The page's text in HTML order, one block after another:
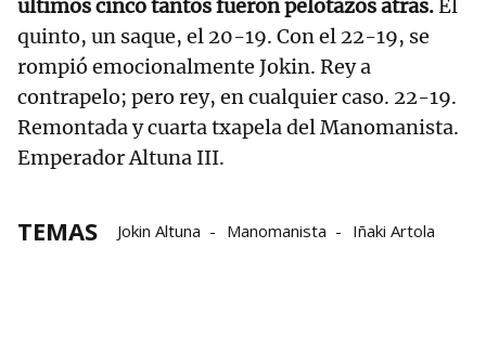
últimos cinco tantos fueron pelotazos atrás.El
quinto, un saque, el 20-19. Con el 22-19, se
rompió emocionalmente Jokin. Rey a
contrapelo; pero rey, en cualquier caso. 22-19.
Remontada y cuarta txapela del Manomanista.
Emperador Altuna III.
TEMAS Jokin Altuna Manomanista Iñaki Artola